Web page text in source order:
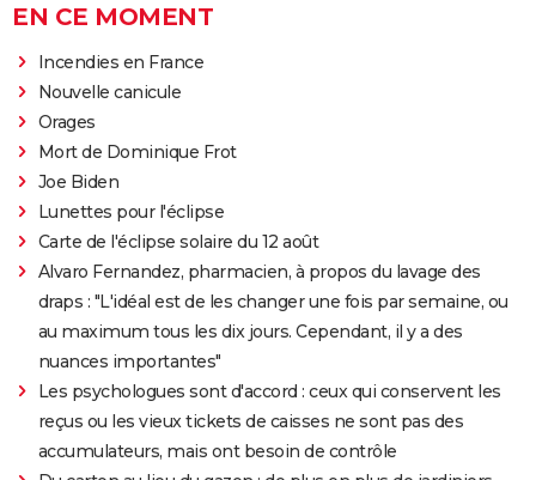
EN CE MOMENT
Incendies en France
Nouvelle canicule
Orages
Mort de Dominique Frot
Joe Biden
Lunettes pour l'éclipse
Carte de l'éclipse solaire du 12 août
Alvaro Fernandez, pharmacien, à propos du lavage des
draps : "L'idéal est de les changer une fois par semaine, ou
au maximum tous les dix jours. Cependant, il y a des
nuances importantes"
Les psychologues sont d'accord : ceux qui conservent les
reçus ou les vieux tickets de caisses ne sont pas des
accumulateurs, mais ont besoin de contrôle